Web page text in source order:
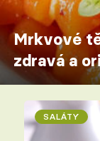
Mrkvové
zdravá a
SALÁTY